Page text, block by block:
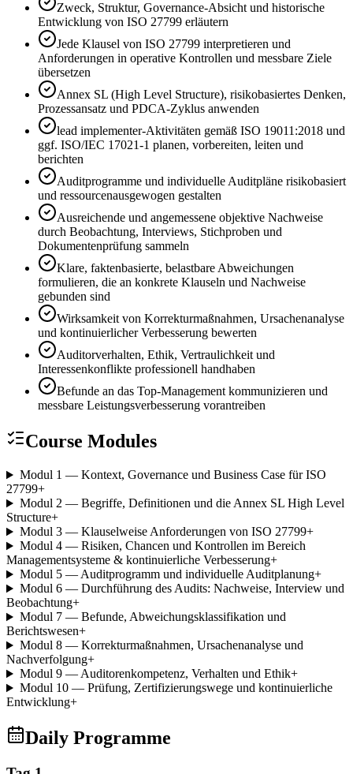
Zweck, Struktur, Governance-Absicht und historische
Entwicklung von ISO 27799 erläutern
Jede Klausel von ISO 27799 interpretieren und
Anforderungen in operative Kontrollen und messbare Ziele
übersetzen
Annex SL (High Level Structure), risikobasiertes Denken,
Prozessansatz und PDCA-Zyklus anwenden
lead implementer-Aktivitäten gemäß ISO 19011:2018 und
ggf. ISO/IEC 17021-1 planen, vorbereiten, leiten und
berichten
Auditprogramme und individuelle Auditpläne risikobasiert
und ressourcenausgewogen gestalten
Ausreichende und angemessene objektive Nachweise
durch Beobachtung, Interviews, Stichproben und
Dokumentenprüfung sammeln
Klare, faktenbasierte, belastbare Abweichungen
formulieren, die an konkrete Klauseln und Nachweise
gebunden sind
Wirksamkeit von Korrekturmaßnahmen, Ursachenanalyse
und kontinuierlicher Verbesserung bewerten
Auditorverhalten, Ethik, Vertraulichkeit und
Interessenkonflikte professionell handhaben
Befunde an das Top-Management kommunizieren und
messbare Leistungsverbesserung vorantreiben
Course Modules
Modul 1 — Kontext, Governance und Business Case für ISO
27799+
Modul 2 — Begriffe, Definitionen und die Annex SL High Level
Structure+
Modul 3 — Klauselweise Anforderungen von ISO 27799+
Modul 4 — Risiken, Chancen und Kontrollen im Bereich
Managementsysteme & kontinuierliche Verbesserung+
Modul 5 — Auditprogramm und individuelle Auditplanung+
Modul 6 — Durchführung des Audits: Nachweise, Interview und
Beobachtung+
Modul 7 — Befunde, Abweichungsklassifikation und
Berichtswesen+
Modul 8 — Korrekturmaßnahmen, Ursachenanalyse und
Nachverfolgung+
Modul 9 — Auditorenkompetenz, Verhalten und Ethik+
Modul 10 — Prüfung, Zertifizierungswege und kontinuierliche
Entwicklung+
Daily Programme